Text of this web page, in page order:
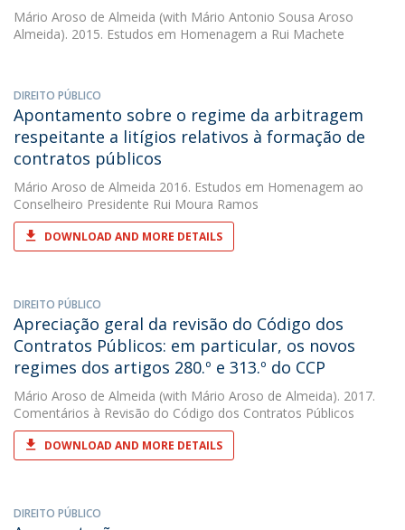
Mário Aroso de Almeida (with Mário Antonio Sousa Aroso
Almeida). 2015. Estudos em Homenagem a Rui Machete
DIREITO PÚBLICO
Apontamento sobre o regime da arbitragem
respeitante a litígios relativos à formação de
contratos públicos
Mário Aroso de Almeida 2016. Estudos em Homenagem ao
Conselheiro Presidente Rui Moura Ramos
DOWNLOAD AND MORE DETAILS
DIREITO PÚBLICO
Apreciação geral da revisão do Código dos
Contratos Públicos: em particular, os novos
regimes dos artigos 280.º e 313.º do CCP
Mário Aroso de Almeida (with Mário Aroso de Almeida). 2017.
Comentários à Revisão do Código dos Contratos Públicos
DOWNLOAD AND MORE DETAILS
DIREITO PÚBLICO